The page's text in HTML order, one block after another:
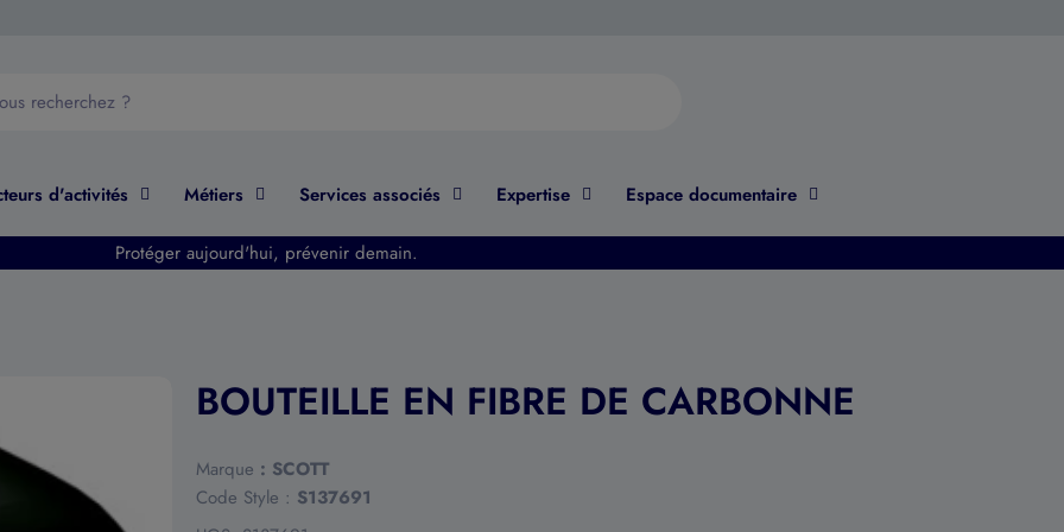
d'activités Métiers Services associés Expertise Espace documentaire
Protéger aujourd'hui, prévenir demain.
BOUTEILLE EN FIBRE DE CARBONNE
Marque : SCOTT
Code Style : S137691